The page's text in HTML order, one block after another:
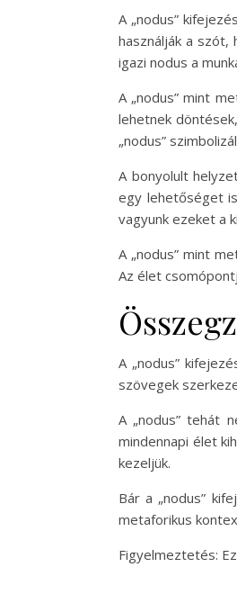
A „nodus”
használják a szót,
igazi nodus a
A „nodus” mint
lehetnek
„nodus”
A bonyolult
egy lehetőséget
vagyunk ezeket a
A „nodus” mint
Az élet
A „nodus”
szövegek
A „nodus” tehát
mindennapi élet
kezeljük.
Bár a „nodus”
metaforikus
Figyelmeztetés: